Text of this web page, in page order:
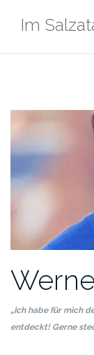
InhaltIm
„Ich habe für mich
entdeckt! Gerne